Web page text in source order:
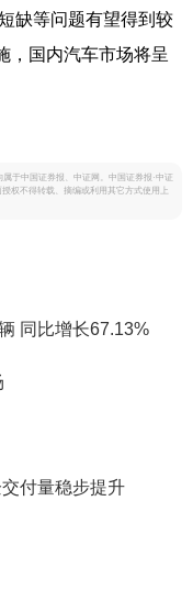
等问题有望得到较
，国内汽车市场将呈
于中国证券报、中证网。中国证券报·中证
权不得转载、摘编或利用其它方式使用上
同比增长67.13%
付量稳步提升